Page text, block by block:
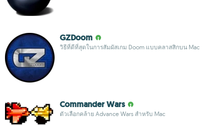
GZDoom
วิธีที่ดีที่สุดในการสัมผัสเกม Doom แบบคลาสสิกบน Mac
Commander Wars
ตัวเลือกคล้าย Advance Wars สำหรับ Mac